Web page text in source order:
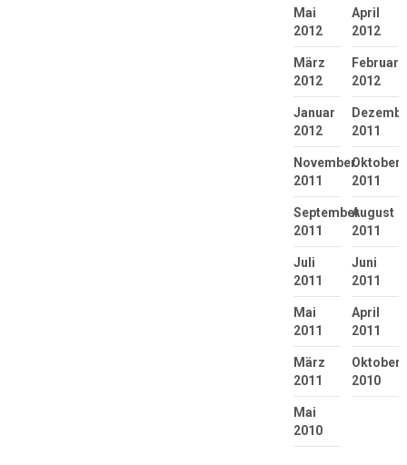
Mai
2012
April
2012
März
2012
Februar
2012
Januar
2012
2011
November
2011
Oktober
2011
September
2011
August
2011
Juli
2011
Juni
2011
Mai
2011
April
2011
März
2011
Oktober
2010
Mai
2010